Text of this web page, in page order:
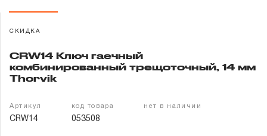
Контакты
СКИДКА
CRW14 Ключ гаечный
комбинированный трещоточный, 14 мм
Thorvik
Артикул
CRW14
код товара
053508
нет в наличии